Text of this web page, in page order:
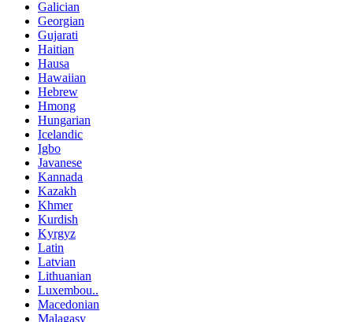
Galician
Georgian
Gujarati
Haitian
Hausa
Hawaiian
Hebrew
Hmong
Hungarian
Icelandic
Igbo
Javanese
Kannada
Kazakh
Khmer
Kurdish
Kyrgyz
Latin
Latvian
Lithuanian
Luxembou..
Macedonian
Malagasy